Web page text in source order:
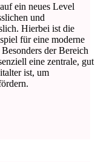
ein neues Level
und
Hierbei ist die
für eine moderne
der Bereich
eine zentrale, gut
ist, um